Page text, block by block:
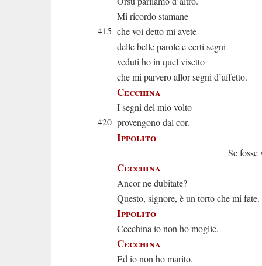
Mi ricordo stamane
415 che voi detto mi avete
delle belle parole e certi segni
veduti ho in quel visetto
che mi parvero allor segni d’affetto.
Cecchina
I segni del mio volto
420 provengono dal cor.
Ippolito
Se fosse
Cecchina
Ancor ne dubitate?
Questo, signore, è un torto che mi fate.
Ippolito
Cecchina io non ho moglie.
Cecchina
Ed io non ho marito.